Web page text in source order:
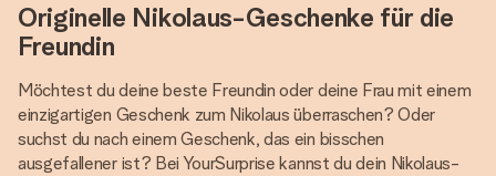
Originelle Nikolaus-Geschenke für die
Freundin
Möchtest du deine beste Freundin oder deine Frau mit einem
einzigartigen Geschenk zum Nikolaus überraschen? Oder
suchst du nach einem Geschenk, das ein bisschen
ausgefallener ist? Bei YourSurprise kannst du dein Nikolaus-